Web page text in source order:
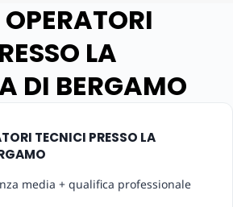
LA
DI BERGAMO
TECNICI PRESSO LA
media + qualifica professionale